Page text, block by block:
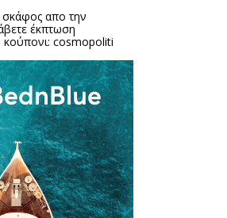
σκάφος απο την
έκπτωση
κούπονι: cosmopoliti